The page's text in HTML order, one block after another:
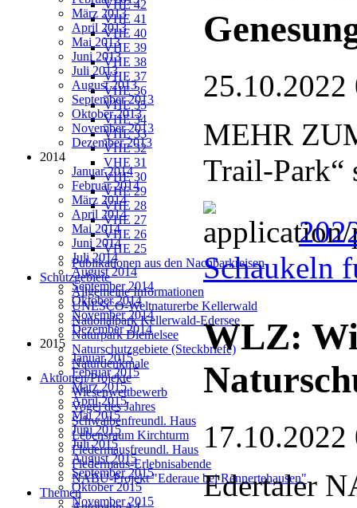
VHE 42
VHE 41
VHE 40
VHE 39
VHE 38
VHE 37
VHE 36
VHE 35
VHE 34
VHE 33
VHE 32
VHE 31
VHE 30
VHE 29
VHE 28
VHE 27
VHE 26
VHE 25
Publikationen aus den Nachbarkreisen
Schutzgebiete
Allgemeine Informationen
UNESCO-Weltnaturerbe Kellerwald
Nationalpark Kellerwald-Edersee
Naturpark Diemelsee
Naturschutzgebiete (Steckbriefe)
Naturdenkmale
Aktionen/Projekte
Wiesenwettbewerb
Vogel des Jahres
Schwalbenfreundl. Haus
Lebensraum Kirchturm
Fledermausfreundl. Haus
Fledermaus-Erlebnisabende
NABU-Projekt "Ederaue bei Rennertehausen"
Themen
März 2013
April 2013
Mai 2013
Juni 2013
Juli 2013
August 2013
September 2013
Oktober 2013
November 2013
Dezember 2013
2014
Januar 2014
Februar 2014
März 2014
April 2014
Mai 2014
Juni 2014
Juli 2014
August 2014
September 2014
Oktober 2014
November 2014
Dezember 2014
2015
Januar 2015
Februar 2015
März 2015
April 2015
Mai 2015
Juni 2015
Juli 2015
August 2015
September 2015
Oktober 2015
November 2015
25.10.2022
MEHR
Trail-Park“
Schaukeln
WLZ:
17.10.2022
Edertaler